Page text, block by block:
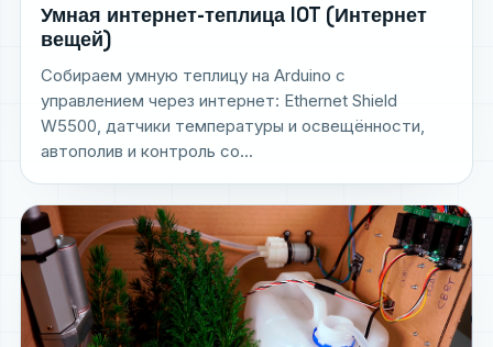
Умная интернет-теплица IOT (Интернет
вещей)
Собираем умную теплицу на Arduino с
управлением через интернет: Ethernet Shield
W5500, датчики температуры и освещённости,
автополив и контроль со...